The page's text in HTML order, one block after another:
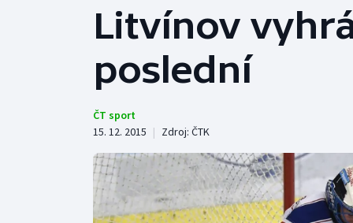
Hokej
Tenis
Cyklistika
Baseball a softbal
Basketbal
Boby a skeleton
Box
Litvínov
poslední
ČT sport
15. 12. 2015 | Zdroj: ČTK